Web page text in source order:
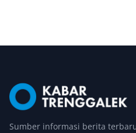
Sumber informasi berita